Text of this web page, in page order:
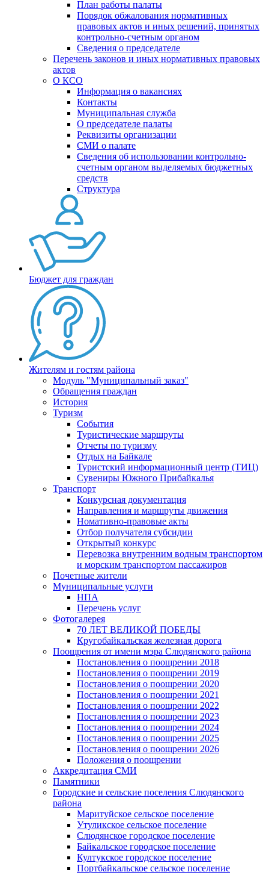
План работы палаты
Порядок обжалования нормативных
правовых актов и иных решений, принятых
контрольно-счетным органом
Сведения о председателе
Перечень законов и иных нормативных правовых
актов
О КСО
Информация о вакансиях
Контакты
Муниципальная служба
О председателе палаты
Реквизиты организации
СМИ о палате
Сведения об использовании контрольно-
счетным органом выделяемых бюджетных
средств
Структура
Бюджет для граждан
Жителям и гостям района
Модуль "Муниципальный заказ"
Обращения граждан
История
Туризм
События
Туристические маршруты
Отчеты по туризму
Отдых на Байкале
Туристский информационный центр (ТИЦ)
Сувениры Южного Прибайкалья
Транспорт
Конкурсная документация
Направления и маршруты движения
Номативно-правовые акты
Отбор получателя субсидии
Открытый конкурс
Перевозка внутренним водным транспортом
и морским транспортом пассажиров
Почетные жители
Муниципальные услуги
НПА
Перечень услуг
Фотогалерея
70 ЛЕТ ВЕЛИКОЙ ПОБЕДЫ
Кругобайкальская железная дорога
Поощрения от имени мэра Слюдянского района
Постановления о поощрении 2018
Постановления о поощрении 2019
Постановления о поощрении 2020
Постановления о поощрении 2021
Постановления о поощрении 2022
Постановления о поощрении 2023
Постановления о поощрении 2024
Постановления о поощрении 2025
Постановления о поощрении 2026
Положения о поощрении
Аккредитация СМИ
Памятники
Городские и сельские поселения Слюдянского
района
Маритуйское сельское поселение
Утуликское сельское поселение
Слюдянское городское поселение
Байкальское городское поселение
Култукское городское поселение
Портбайкальское сельское поселение